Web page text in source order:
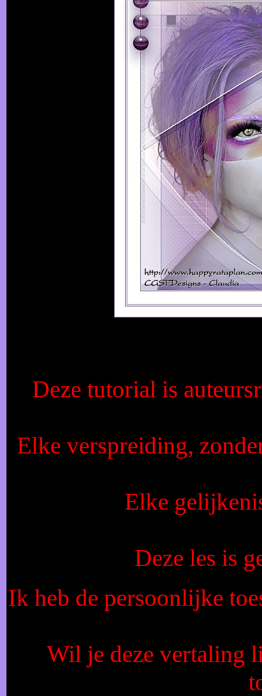
Deze tutorial is
Elke verspreiding,
Elke
Deze les is
Ik heb de persoonlijke
Wil je deze vertaling